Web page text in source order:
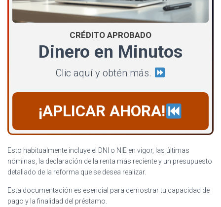
CRÉDITO APROBADO
Dinero en Minutos
Clic aquí y obtén más.
¡APLICAR AHORA!
Esto habitualmente incluye el DNI o NIE en vigor, las últimas
nóminas, la declaración de la renta más reciente y un presupuesto
detallado de la reforma que se desea realizar.
Esta documentación es esencial para demostrar tu capacidad de
pago y la finalidad del préstamo.